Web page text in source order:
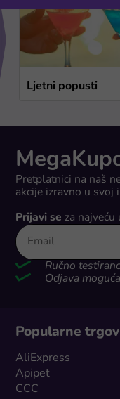
Ljetni popusti
Pretplatnici na naš
akcije izravno u svoj
Prijavi se za najveću
Ručno
Odjava
Popularne
AliExpress
Apipet
CCC